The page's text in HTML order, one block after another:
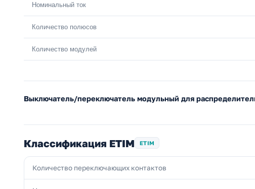
Номинальный ток
Количество полюсов
Количество модулей
Выключатель/переключатель модульный для
Классификация ETIM ETIM
Количество переключающих контактов